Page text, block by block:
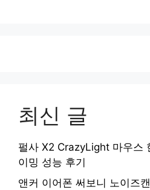
최신 글
펄사 X2 CrazyLight 마우스
이밍 성능 후기
앤커 이어폰 써보니 노이즈